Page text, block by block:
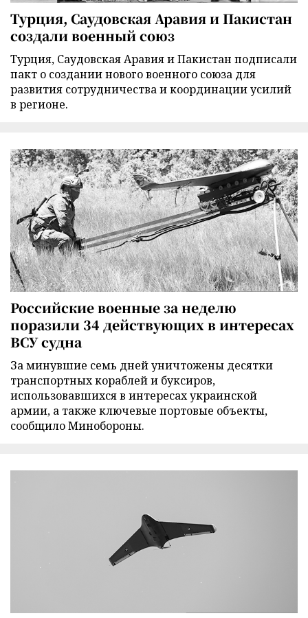
Турция, Саудовская Аравия и Пакистан
создали военный союз
Турция, Саудовская Аравия и Пакистан подписали
пакт о создании нового военного союза для
развития сотрудничества и координации усилий
в регионе.
Российские военные за неделю
поразили 34 действующих в интересах
ВСУ судна
За минувшие семь дней уничтожены десятки
транспортных кораблей и буксиров,
использовавшихся в интересах украинской
армии, а также ключевые портовые объекты,
сообщило Минобороны.